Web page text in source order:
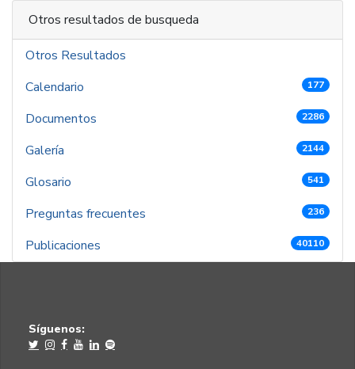
Otros resultados de busqueda
Otros Resultados
Calendario
177
Documentos 2286
Galería 2144
Glosario 541
Preguntas frecuentes 236
Publicaciones 40110
Síguenos: